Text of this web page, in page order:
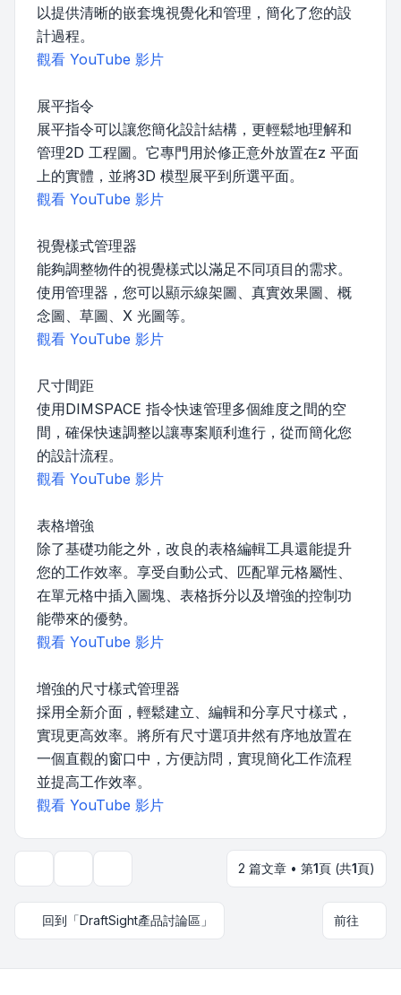
以提供清晰的嵌套塊視覺化和管理，簡化了您的設
計過程。
觀看 YouTube 影片
展平指令
展平指令可以讓您簡化設計結構，更輕鬆地理解和
管理2D 工程圖。它專門用於修正意外放置在z 平面
上的實體，並將3D 模型展平到所選平面。
觀看 YouTube 影片
視覺樣式管理器
能夠調整物件的視覺樣式以滿足不同項目的需求。
使用管理器，您可以顯示線架圖、真實效果圖、概
念圖、草圖、X 光圖等。
觀看 YouTube 影片
尺寸間距
使用DIMSPACE 指令快速管理多個維度之間的空
間，確保快速調整以讓專案順利進行，從而簡化您
的設計流程。
觀看 YouTube 影片
表格增強
除了基礎功能之外，改良的表格編輯工具還能提升
您的工作效率。享受自動公式、匹配單元格屬性、
在單元格中插入圖塊、表格拆分以及增強的控制功
能帶來的優勢。
觀看 YouTube 影片
增強的尺寸樣式管理器
採用全新介面，輕鬆建立、編輯和分享尺寸樣式，
實現更高效率。將所有尺寸選項井然有序地放置在
一個直觀的窗口中，方便訪問，實現簡化工作流程
並提高工作效率。
觀看 YouTube 影片
2 篇文章 • 第1頁 (共1頁)
回到「DraftSight產品討論區」 前往